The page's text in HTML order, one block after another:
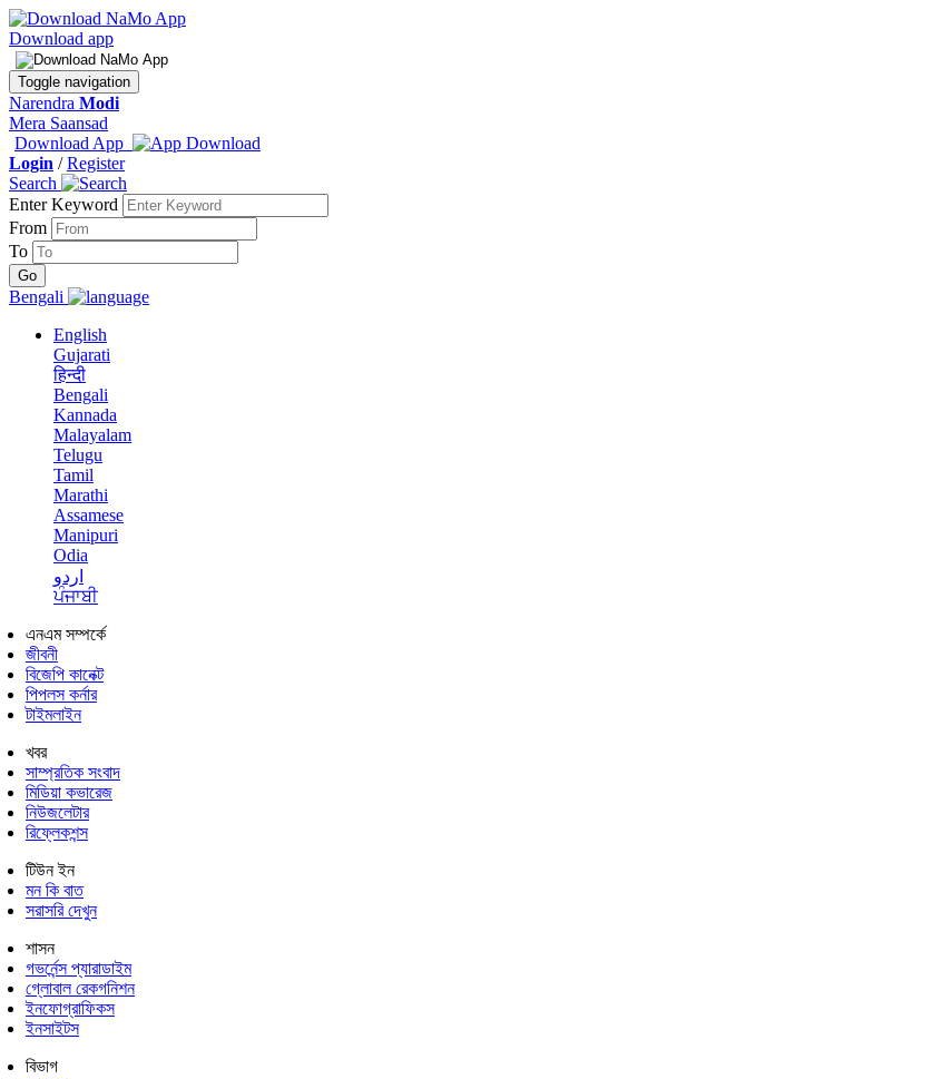
Download app
Toggle navigation
Narendra Modi
Mera Saansad
Download App
Login /Register
Search
Enter Keyword
From
To
Bengali
English
Gujarati
हिन्दी
Bengali
Kannada
Malayalam
Telugu
Tamil
Marathi
Assamese
Manipuri
Odia
اردو
ਪੰਜਾਬੀ
এনএম সম্পর্কে
জীবনী
বিজেপি কানেক্ট
পিপলস কর্নার
টাইমলাইন
খবর
সাম্প্রতিক সংবাদ
মিডিয়া কভারেজ
নিউজলেটার
রিফ্লেকশন্স
টিউন ইন
মন কি বাত
সরাসরি দেখুন
শাসন
গভর্নেন্স প্যারাডাইম
গ্লোবাল রেকগনিশন
ইনফোগ্রাফিকস
ইনসাইটস
বিভাগ